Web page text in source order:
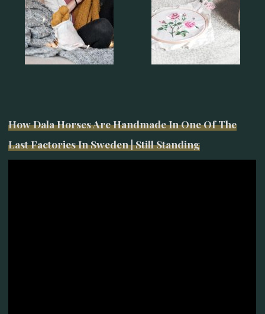
How Dala Horses Are Handmade In One Of The
Last Factories In Sweden | Still Standing